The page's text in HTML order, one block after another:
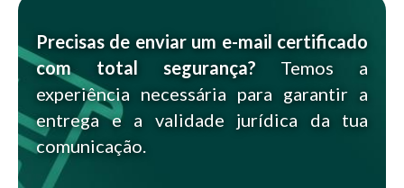
Precisas de enviar um e-mail certificado
com total segurança? Temos a
experiência necessária para garantir a
entrega e a validade jurídica da tua
comunicação.